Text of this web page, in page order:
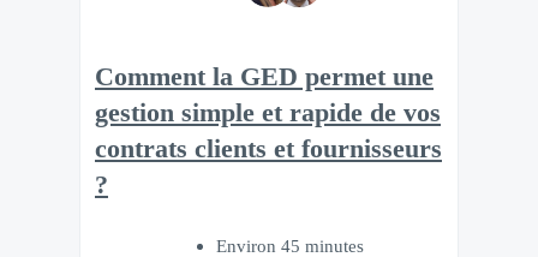
Comment la GED permet une
gestion simple et rapide de vos
contrats clients et fournisseurs
?
Environ 45 minutes